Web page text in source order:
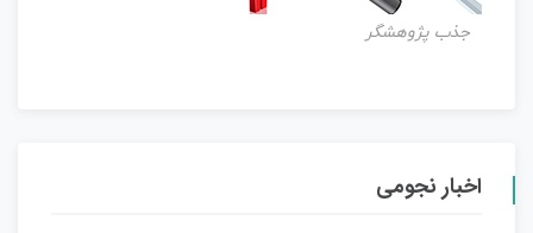
جذب پژوهشگر
اخبار نجومی